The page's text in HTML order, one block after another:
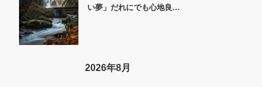
い夢」だれにでも心地良…
2026年8月